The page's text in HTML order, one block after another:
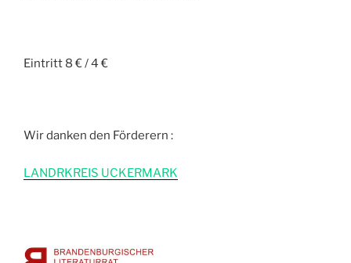
Eintritt 8 € / 4 €
Wir danken den Förderern :
LANDRKREIS UCKERMARK